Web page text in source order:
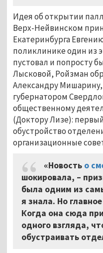
Идея об открытии
Верх-Нейвинском
Екатеринбурга
поликлинике один из
пустовал и попросту
Лысковой, Ройзман
Александру
губернатором
общественному
(Доктору Лизе):
обустройство
организационные
«Новость о
шокировала, –
была одним из
я знала. Но
Когда она сюда
одного взгляда,
обустраивать